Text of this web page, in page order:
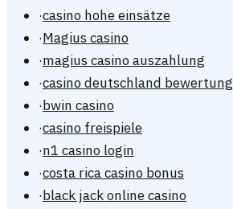
·casino hohe einsätze
·Magius casino
·magius casino auszahlung
·casino deutschland bewertung
·bwin casino
·casino freispiele
·n1 casino login
·costa rica casino bonus
·black jack online casino